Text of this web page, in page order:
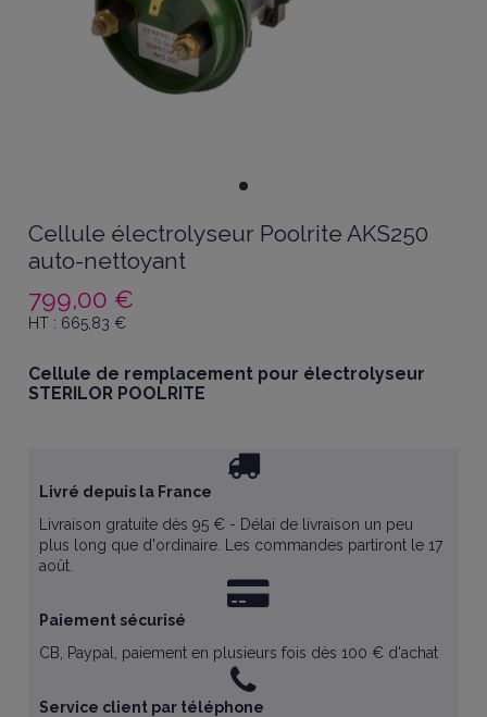
Cellule électrolyseur Poolrite AKS250
auto-nettoyant
799,00 €
HT : 665,83€
Cellule de remplacement pour électrolyseur
STERILOR POOLRITE
Livré depuis la France
Livraison gratuite dès 95 € - Délai de livraison un peu
plus long que d'ordinaire. Les commandes partiront le 17
août.
Paiement sécurisé
CB, Paypal, paiement en plusieurs fois dès 100 € d'achat
Service client par téléphone